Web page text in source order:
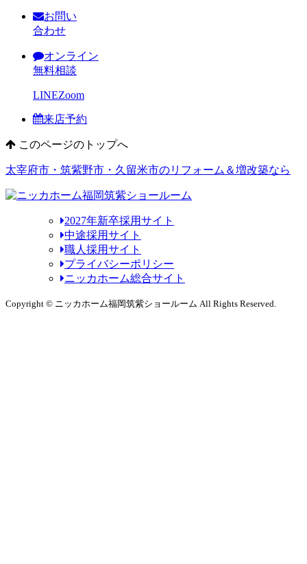
お問い
合わせ
オンライン
無料相談
LINEZoom
来店予約
このページのトップへ
太宰府市・筑紫野市・久留米市のリフォーム＆増改築なら
2027年新卒採用サイト
中途採用サイト
職人採用サイト
プライバシーポリシー
ニッカホーム総合サイト
Copyright © ニッカホーム福岡筑紫ショールーム All Rights Reserved.